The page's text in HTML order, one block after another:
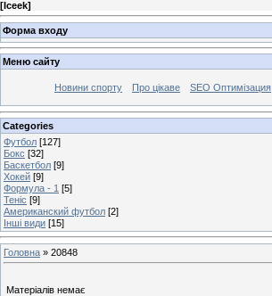
[Iceek]
Форма входу
Меню сайту
Новини спорту Про цікаве SEO Оптимізация
Categories
Футбол [127]
Бокс [32]
Баскетбол [9]
Хокей [9]
Формула - 1 [5]
Теніс [9]
Американский футбол [2]
Інші види [15]
Головна » 20848
Матеріалів немає